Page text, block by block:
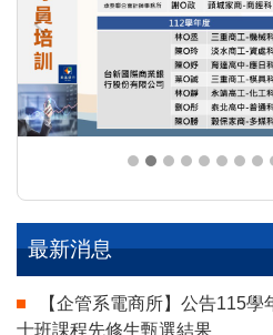
最新消息
【企管系電商所】公告115
士班課程先修生甄選結果